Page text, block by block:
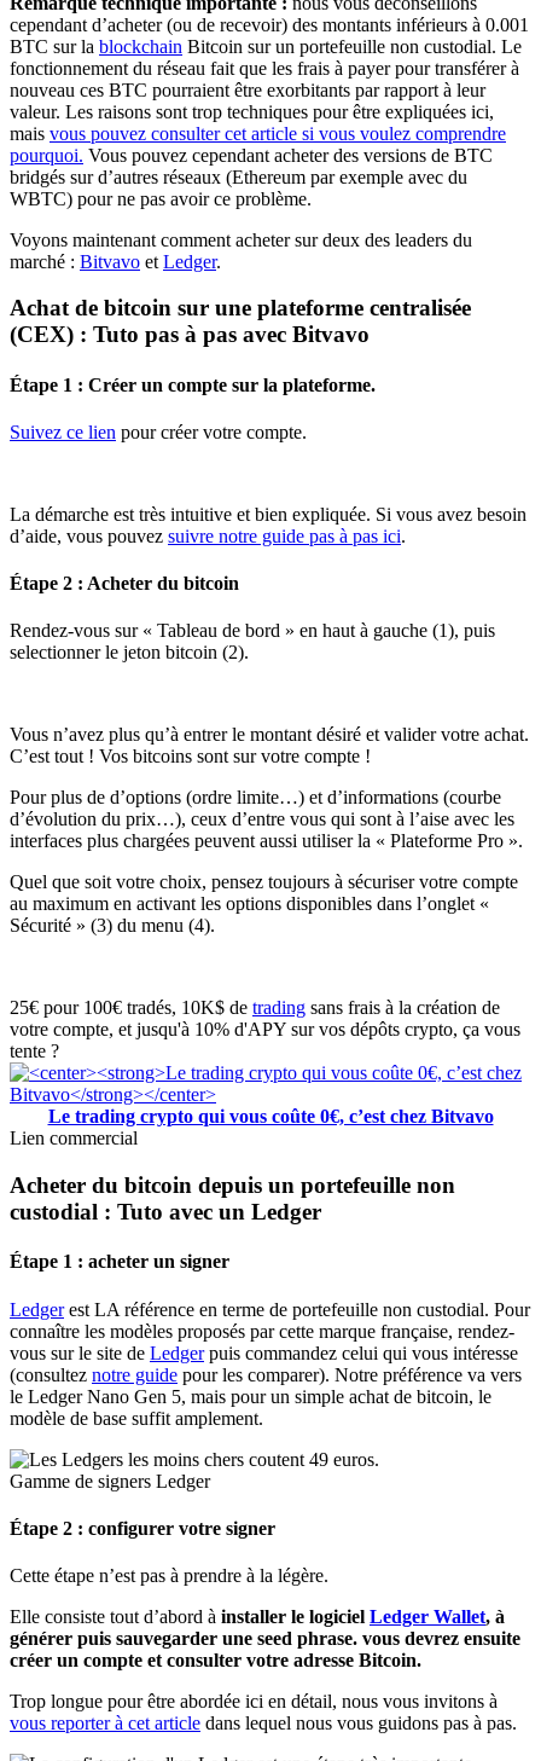
cependant d’acheter (ou de recevoir) des montants inférieurs à 0.001
BTC sur la blockchain Bitcoin sur un portefeuille non custodial. Le
fonctionnement du réseau fait que les frais à payer pour transférer à
nouveau ces BTC pourraient être exorbitants par rapport à leur
valeur. Les raisons sont trop techniques pour être expliquées ici,
mais vous pouvez consulter cet article si vous voulez comprendre
pourquoi. Vous pouvez cependant acheter des versions de BTC
bridgés sur d’autres réseaux (Ethereum par exemple avec du
WBTC) pour ne pas avoir ce problème.
Voyons maintenant comment acheter sur deux des leaders du
marché : Bitvavo et Ledger.
Achat de bitcoin sur une plateforme centralisée
(CEX) : Tuto pas à pas avec Bitvavo
Étape 1 : Créer un compte sur la plateforme.
Suivez ce lien pour créer votre compte.
La démarche est très intuitive et bien expliquée. Si vous avez besoin
d’aide, vous pouvez suivre notre guide pas à pas ici.
Étape 2 : Acheter du bitcoin
Rendez-vous sur « Tableau de bord » en haut à gauche (1), puis
selectionner le jeton bitcoin (2).
Vous n’avez plus qu’à entrer le montant désiré et valider votre achat.
C’est tout ! Vos bitcoins sont sur votre compte !
Pour plus de d’options (ordre limite…) et d’informations (courbe
d’évolution du prix…), ceux d’entre vous qui sont à l’aise avec les
interfaces plus chargées peuvent aussi utiliser la « Plateforme Pro ».
Quel que soit votre choix, pensez toujours à sécuriser votre compte
au maximum en activant les options disponibles dans l’onglet «
Sécurité » (3) du menu (4).
25€ pour 100€ tradés, 10K$ de trading sans frais à la création de
votre compte, et jusqu'à 10% d'APY sur vos dépôts crypto, ça vous
tente ?
Le trading crypto qui vous coûte 0€, c’est chez Bitvavo
Lien commercial
Acheter du bitcoin depuis un portefeuille non
custodial : Tuto avec un Ledger
Étape 1 : acheter un signer
Ledgerest LA référence en terme de portefeuille non custodial. Pour
connaître les modèles proposés par cette marque française, rendez-
vous sur le site de Ledgerpuis commandez celui qui vous intéresse
(consultez notre guide pour les comparer). Notre préférence va vers
le Ledger Nano Gen 5, mais pour un simple achat de bitcoin, le
modèle de base suffit amplement.
Gamme de signers Ledger
Étape 2 : configurer votre signer
Cette étape n’est pas à prendre à la légère.
Elle consiste tout d’abord à installer le logiciel Ledger Wallet, à
générer puis sauvegarder une seed phrase. vous devrez ensuite
créer un compte et consulter votre adresse Bitcoin.
Trop longue pour être abordée ici en détail, nous vous invitons à
vous reporter à cet article dans lequel nous vous guidons pas à pas.